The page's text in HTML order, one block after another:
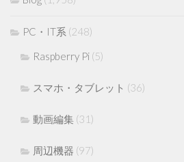
PC・IT系 (248)
Raspberry Pi (5)
スマホ・タブレット (36)
動画編集 (31)
周辺機器 (97)